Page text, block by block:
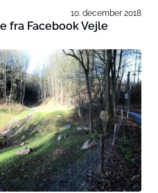
10. december 2018
fra Facebook Vejle